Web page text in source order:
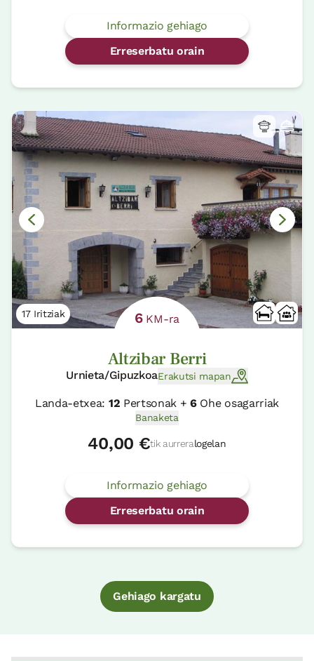
Informazio gehiago
Erreserbatu orain
17 Iritziak 6KM-ra
Altzibar Berri
Urnieta/GipuzkoaErakutsi mapan
Landa-etxea: 12 Pertsonak +6Ohe osagarriak
Banaketa
40,00 €tik aurreralogelan
Informazio gehiago
Erreserbatu orain
Gehiago kargatu